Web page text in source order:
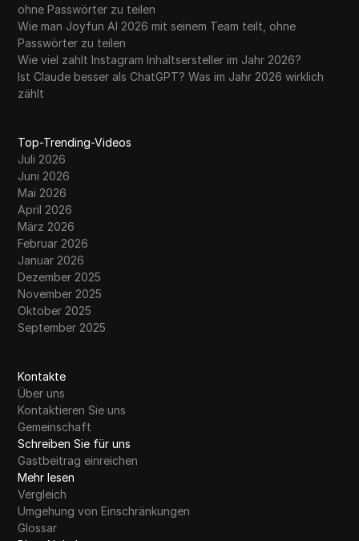
ohne Passwörter zu teilen
Wie man Joyfun AI 2026 mit seinem Team teilt, ohne
Passwörter zu teilen
Wie viel zahlt Instagram Inhaltsersteller im Jahr 2026?
Ist Claude besser als ChatGPT? Was im Jahr 2026 wirklich
zählt
Top-Trending-Videos
Juli 2026
Juni 2026
Mai 2026
April 2026
März 2026
Februar 2026
Januar 2026
Dezember 2025
November 2025
Oktober 2025
September 2025
Kontakte
Über uns
Kontaktieren Sie uns
Gemeinschaft
Schreiben Sie für uns
Gastbeitrag einreichen
Mehr lesen
Vergleich
Umgehung von Einschränkungen
Glossar